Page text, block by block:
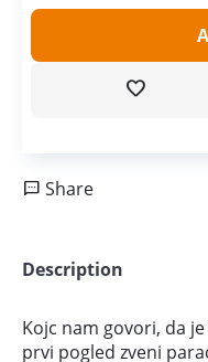
Share
Description
Kojc nam govori, da
prvi pogled zveni